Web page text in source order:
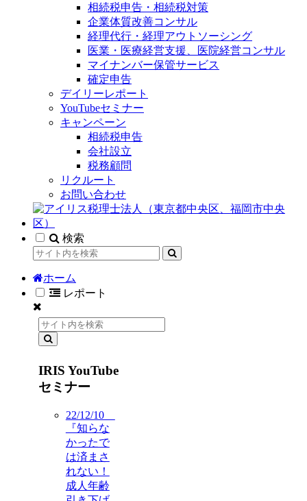
相続税申告・相続税対策
企業体質改善コンサル
経理代行・経理アウトソーシング
医業・医療経営支援、医院経営コンサル
マイナンバー保管サービス
確定申告
デイリーレポート
YouTubeセミナー
キャンペーン
相続税申告
会社設立
税務顧問
リクルート
お問い合わせ
検索
ホーム
レポート
IRIS YouTube
セミナー
22/12/10
『知らな
かったで
は済まさ
れない！
成人年齢